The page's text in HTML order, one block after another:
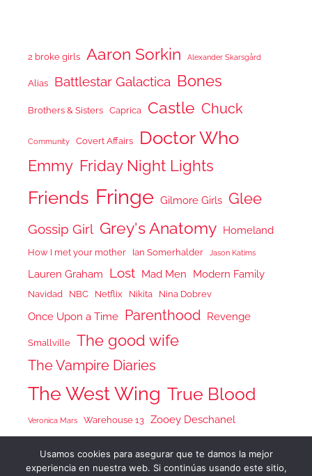
2 broke girls Aaron Sorkin Alexander Skarsgård
Alias Battlestar Galactica Bones
Brothers & Sisters Caprica Castle Chuck
Community Covert Affairs Doctor Who
Emmy Friday Night Lights
Friends Fringe Gilmore Girls Glee
Gossip Girl Grey's Anatomy Homeland
How I met your mother Ian Somerhalder Jason Katims
Lauren Graham Lost Mad Men Modern Family
Navidad NBC Netflix Nikita Nina Dobrev
Once Upon a Time Parenthood Revenge
Smallville The good wife
The Vampire Diaries
The West Wing True Blood
Veronica Mars Warehouse 13 Zooey Deschanel
Usamos cookies para asegurar que te damos la mejor
experiencia en nuestra web. Si continúas usando este sitio,